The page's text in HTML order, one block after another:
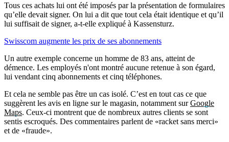
Tous ces achats lui ont été imposés par la présentation de formulaires
qu’elle devait signer. On lui a dit que tout cela était identique et qu’il
lui suffisait de signer, a-t-elle expliqué à Kassensturz.
Swisscom augmente les prix de ses abonnements
Un autre exemple concerne un homme de 83 ans, atteint de
démence. Les employés n'ont montré aucune retenue à son égard,
lui vendant cinq abonnements et cinq téléphones.
Et cela ne semble pas être un cas isolé. C’est en tout cas ce que
suggèrent les avis en ligne sur le magasin, notamment surGoogle
Maps. Ceux-ci montrent que de nombreux autres clients se sont
sentis escroqués. Des commentaires parlent de «racket sans merci»
et de «fraude».